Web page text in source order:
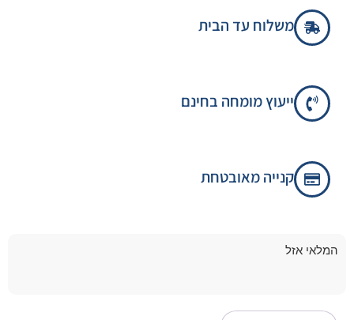
משלוח עד הבית
ייעוץ מומחה בחינם
קנייה מאובטחת
המלאי אזל